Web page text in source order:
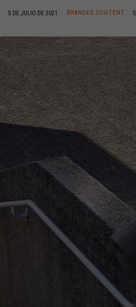
5 DE JULIO DE 2021 BRANDED CONTENT